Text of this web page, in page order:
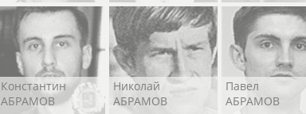
Константин
АБРАМОВ
Николай
АБРАМОВ
Павел
АБРАМОВ